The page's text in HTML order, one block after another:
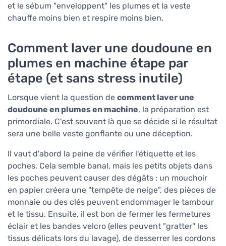
et le sébum "enveloppent" les plumes et la veste
chauffe moins bien et respire moins bien.
Comment laver une doudoune en
plumes en machine étape par
étape (et sans stress inutile)
Lorsque vient la question de comment laver une
doudoune en plumes en machine, la préparation est
primordiale. C'est souvent là que se décide si le résultat
sera une belle veste gonflante ou une déception.
Il vaut d'abord la peine de vérifier l'étiquette et les
poches. Cela semble banal, mais les petits objets dans
les poches peuvent causer des dégâts : un mouchoir
en papier créera une "tempête de neige", des pièces de
monnaie ou des clés peuvent endommager le tambour
et le tissu. Ensuite, il est bon de fermer les fermetures
éclair et les bandes velcro (elles peuvent "gratter" les
tissus délicats lors du lavage), de desserrer les cordons